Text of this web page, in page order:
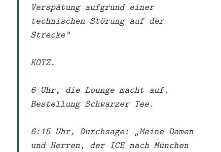
Verspätung aufgrund einer
technischen Störung auf der
Strecke“
KOTZ.
6 Uhr, die Lounge macht auf.
Bestellung Schwarzer Tee.
6:15 Uhr, Durchsage: „Meine Damen
und Herren, der ICE nach München